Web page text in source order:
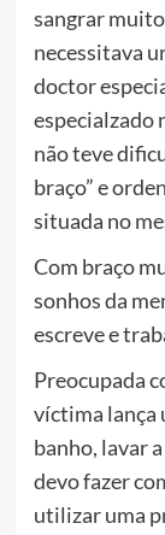
sangrar
necessitava
doctor
especialzado
não teve
braço” e
situada no
Com braço
sonhos da
escreve e
Preocupada
víctima lança
banho, lavar
devo fazer
utilizar uma